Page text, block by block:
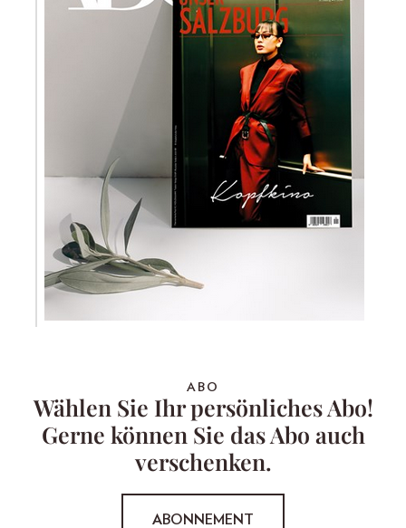
ABO
Wählen Sie Ihr persönliches Abo!
Gerne können Sie das Abo auch
verschenken.
ABONNEMENT